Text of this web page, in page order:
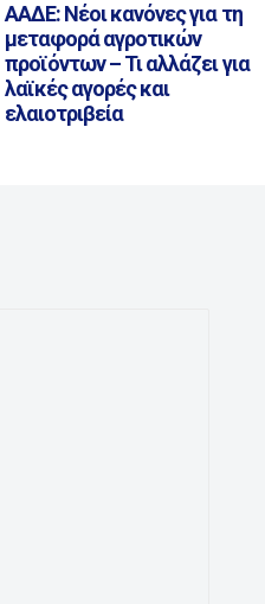
ΑΑΔΕ: Νέοι κανόνες για τη
μεταφορά αγροτικών
προϊόντων – Τι αλλάζει για
λαϊκές αγορές και
ελαιοτριβεία